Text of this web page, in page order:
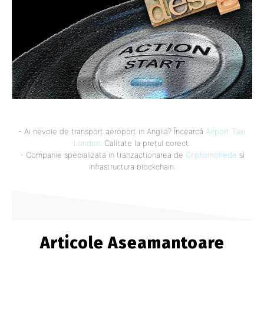
- Ai nevoie de transport aeroport in Anglia? Încearcă Airport Taxi
London. Calitate la prețul corect.
- Companie specializata in tranzactionarea de Criptomonede si
infrastructura blockchain.
Articole Aseamantoare